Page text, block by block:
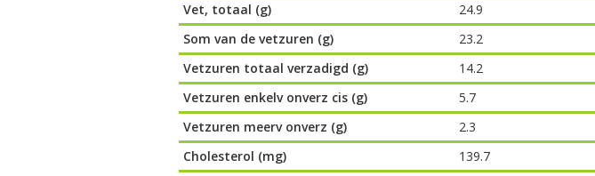
Vet, totaal (g)
24.9
Som van de vetzuren (g)
23.2
Vetzuren totaal verzadigd (g)
14.2
Vetzuren enkelv onverz cis (g)
5.7
Vetzuren meerv onverz (g)
2.3
Cholesterol (mg)
139.7